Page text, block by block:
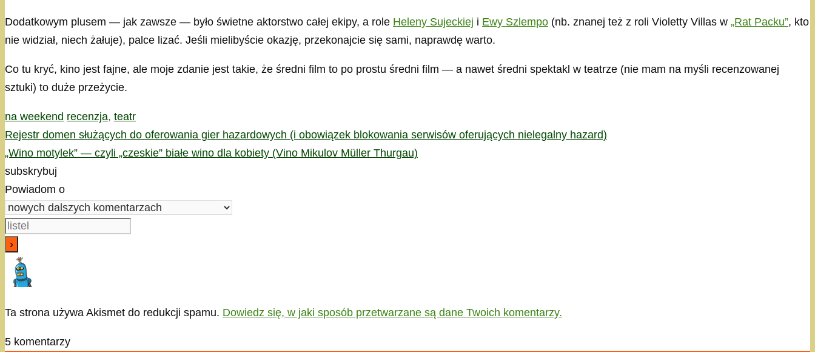
Dodatkowym plusem — jak zawsze — było świetne aktorstwo całej ekipy, a role Heleny Sujeckiej i Ewy Szlempo (nb. znanej też z roli Violetty Villas w „Rat Packu”, kto
nie widział, niech żałuje), palce lizać. Jeśli mielibyście okazję, przekonajcie się sami, naprawdę warto.
Co tu kryć, kino jest fajne, ale moje zdanie jest takie, że średni film to po prostu średni film — a nawet średni spektakl w teatrze (nie mam na myśli recenzowanej
sztuki) to duże przeżycie.
Kategorie
na weekend Tagi
recenzja, teatr
Rejestr domen służących do oferowania gier hazardowych (i obowiązek blokowania serwisów oferujących nielegalny hazard)
„Wino motylek” — czyli „czeskie” białe wino dla kobiety (Vino Mikulov Müller Thurgau)
subskrybuj
Powiadom o
Ta strona używa Akismet do redukcji spamu. Dowiedz się, w jaki sposób przetwarzane są dane Twoich komentarzy.
5 komentarzy